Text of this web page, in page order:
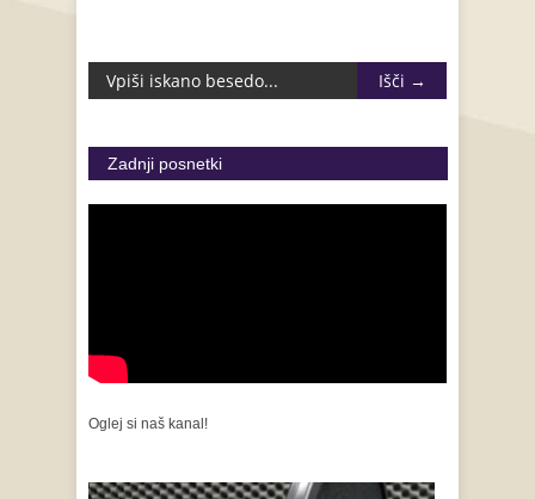
Zadnji posnetki
Oglej si naš kanal!